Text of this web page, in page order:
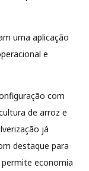
uma aplicação
e
com
de arroz e
já
destaque para
economia